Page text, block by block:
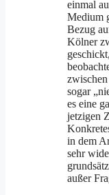
einmal
Medium
Bezug
Kölner
sogar
es eine
jetzigen
in dem
sehr
außer